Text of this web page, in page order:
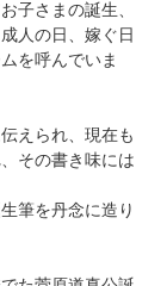
子さまの誕生、
人の日、嫁ぐ日
を呼んでいま
えられ、現在も
その書き味には
筆を丹念に造り